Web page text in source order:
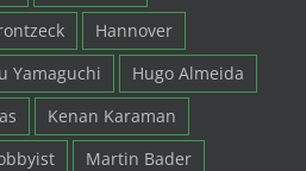
Hannover
Yamaguchi
Hugo Almeida
Kenan Karaman
Martin Bader